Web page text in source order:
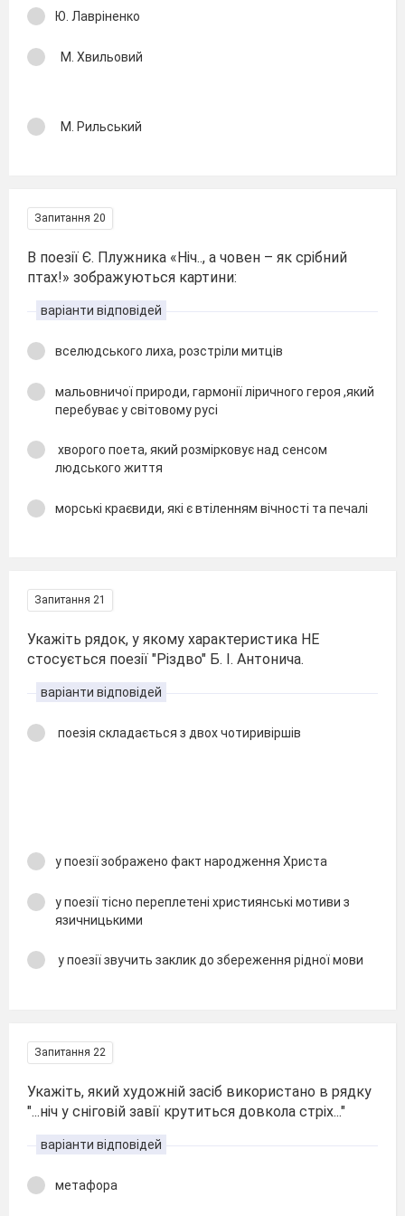
Ю. Лавріненко
М. Хвильовий
М. Рильський
Запитання 20
В поезії Є. Плужника «Ніч.., а човен – як срібний
птах!» зображуються картини:
варіанти відповідей
вселюдського лиха, розстріли митців
мальовничої природи, гармонії ліричного героя ,який
перебуває у світовому русі
хворого поета, який розмірковує над сенсом
людського життя
морські краєвиди, які є втіленням вічності та печалі
Запитання 21
Укажіть рядок, у якому характеристика НЕ
стосується поезії "Різдво" Б. І. Антонича.
варіанти відповідей
поезія складається з двох чотиривіршів
у поезії зображено факт народження Христа
у поезії тісно переплетені християнські мотиви з
язичницькими
у поезії звучить заклик до збереження рідної мови
Запитання 22
Укажіть, який художній засіб використано в рядку
"...ніч у сніговій завії крутиться довкола стріх..."
варіанти відповідей
метафора